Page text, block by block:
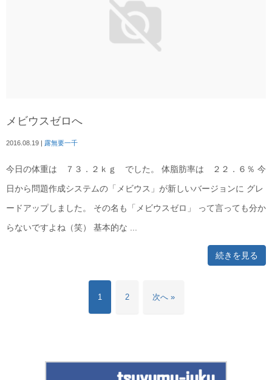
メビウスゼロへ
2016.08.19 | 露無要一千
今日の体重は ７３．２ｋｇ でした。 体脂肪率は ２２．６％ 今
日から問題作成システムの「メビウス」が新しいバージョンに グレ
ードアップしました。 その名も「メビウスゼロ」 って言っても分か
らないですよね（笑） 基本的な ...
続きを見る
1 2 次へ »